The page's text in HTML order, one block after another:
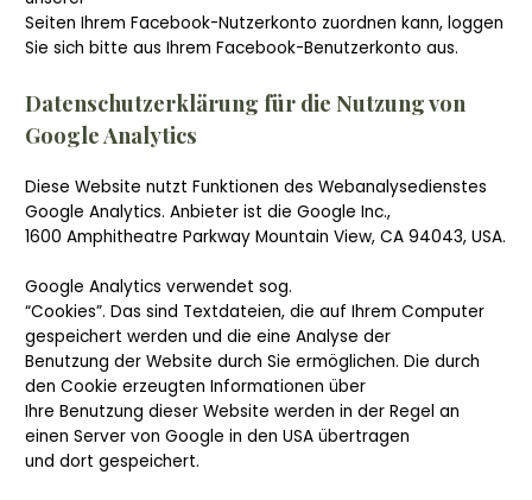
Seiten Ihrem Facebook-Nutzerkonto zuordnen kann, loggen
Sie sich bitte aus Ihrem Facebook-Benutzerkonto aus.
Datenschutzerklärung für die Nutzung von
Google Analytics
Diese Website nutzt Funktionen des Webanalysedienstes
Google Analytics. Anbieter ist die Google Inc.,
1600 Amphitheatre Parkway Mountain View, CA 94043, USA.
Google Analytics verwendet sog.
“Cookies”. Das sind Textdateien, die auf Ihrem Computer
gespeichert werden und die eine Analyse der
Benutzung der Website durch Sie ermöglichen. Die durch
den Cookie erzeugten Informationen über
Ihre Benutzung dieser Website werden in der Regel an
einen Server von Google in den USA übertragen
und dort gespeichert.